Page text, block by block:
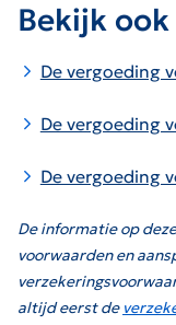
Bekijk ook
De vergoeding
De vergoeding
De vergoeding
De informatie op
voorwaarden en
altijd eerst de